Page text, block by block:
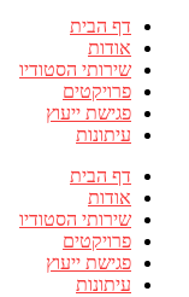
דף הבית
אודות
שירותי הסטודיו
פרויקטים
פגישת ייעוץ
עיתונות
דף הבית
אודות
שירותי הסטודיו
פרויקטים
פגישת ייעוץ
עיתונות